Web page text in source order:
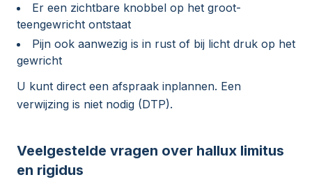
Er een zichtbare knobbel op het groot-
teengewricht ontstaat
Pijn ook aanwezig is in rust of bij licht druk op het
gewricht
U kunt direct een afspraak inplannen. Een
verwijzing is niet nodig (DTP).
Veelgestelde vragen over hallux limitus
en rigidus